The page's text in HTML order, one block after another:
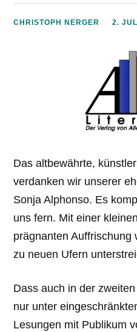
CHRISTOPH NERGER 2.
Das altbewährte,
verdanken wir unserer
Sonja Alphonso. Es
uns fern. Mit einer
prägnanten Auffrischung
zu neuen Ufern
Dass auch in der
nur unter
Lesungen mit Publikum